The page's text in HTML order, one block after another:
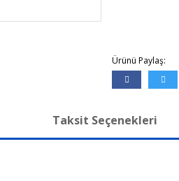
Ürünü Paylaş:
Taksit Seçenekleri